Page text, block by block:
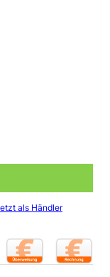
SMD2835 1,44
als Händler